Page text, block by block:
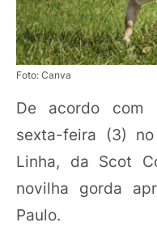
Foto: Canva
De acordo com
sexta-feira (3)
Linha, da Scot
novilha gorda
Paulo.